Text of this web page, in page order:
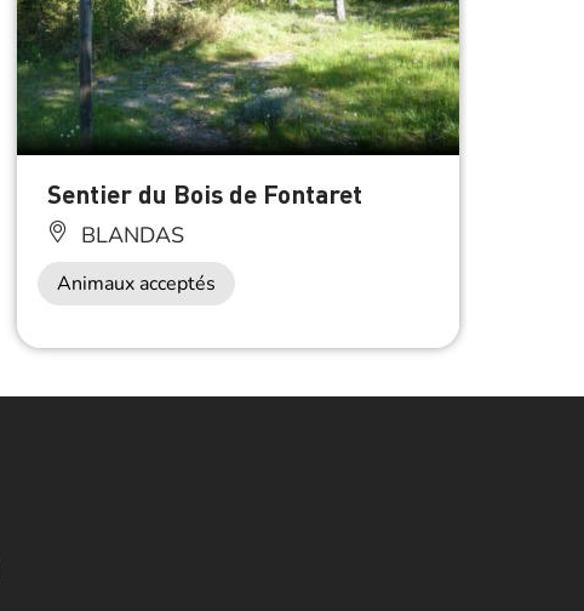
Sentier du Bois de Fontaret
BLANDAS
Animaux acceptés